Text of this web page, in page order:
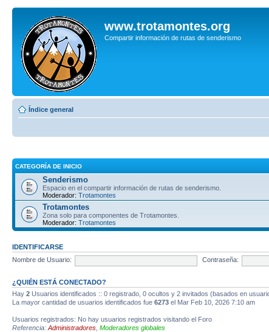
www.trotamontes.org
Compartir información de rutas de senderismo
Índice general
CATEGORÍA DE INICIO
Senderismo
Espacio en el compartir información de rutas de senderismo.
Moderador: Trotamontes
Trotamontes
Zona solo para componentes de Trotamontes.
Moderador: Trotamontes
IDENTIFICARSE
Nombre de Usuario:
Contraseña:
¿QUIÉN ESTÁ CONECTADO?
Hay 2 Usuarios identificados :: 0 registrado, 0 ocultos y 2 invitados (basados en
La mayor cantidad de usuarios identificados fue 6273 el Mar Feb 10, 2026 7:10 am
Usuarios registrados: No hay usuarios registrados visitando el Foro
Referencia: Administradores Moderadores globales